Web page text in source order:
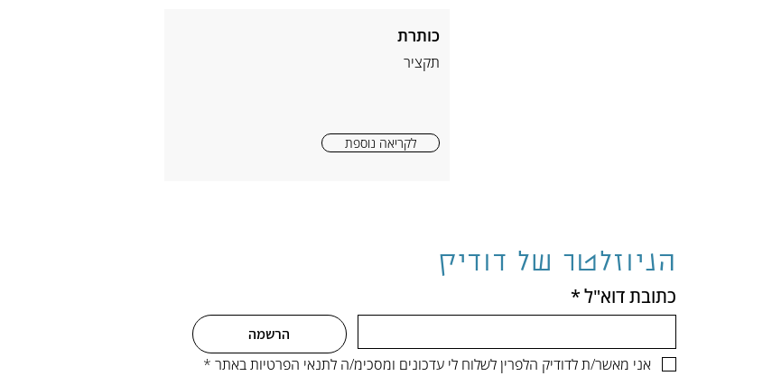
כותרת
תקציר
לקריאה נוספת
הניוזלטר של דודיק
כתובת דוא"ל*
הרשמה
אני מאשר/ת לדודיק הלפרין לשלוח לי עדכונים ומסכימ/ה לתנאי הפרטיות באתר *